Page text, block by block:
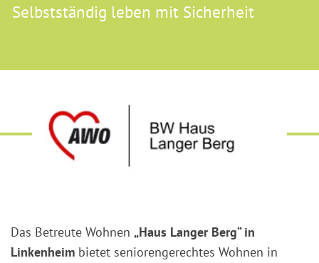
Selbstständig leben mit Sicherheit
Das Betreute Wohnen „Haus Langer Berg“ in
Linkenheim bietet seniorengerechtes Wohnen in